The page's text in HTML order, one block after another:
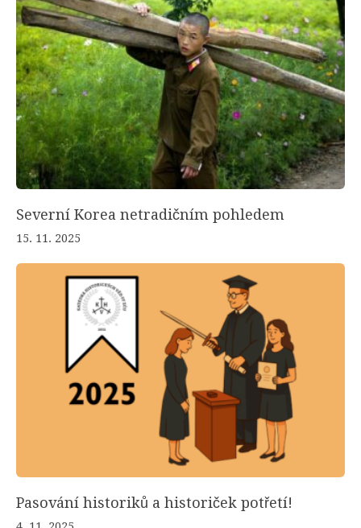
Severní Korea netradičním pohledem
15. 11. 2025
Pasování historiků a historiček potřetí!